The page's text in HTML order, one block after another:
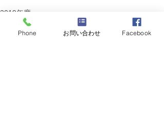
2019年度
Phone お問い合わせ Facebook